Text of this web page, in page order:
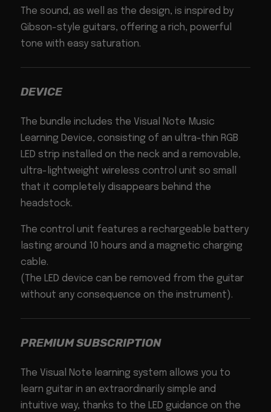
The sound, as well as the design, is inspired by
Gibson-style guitars, offering a rich, powerful
tone with easy saturation.
DEVICE
The bundle includes the Visual Note Music
Learning Device, consisting of an ultra-thin RGB
LED strip installed on the neck and a removable,
ultra-lightweight wireless control unit so small
that it completely disappears behind the
headstock.
The control unit features a rechargeable battery
lasting around 10 hours and a magnetic charging
cable.
(The LED device can be removed from the guitar
without any consequence on the instrument).
PREMIUM SUBSCRIPTION
The Visual Note learning system allows you to
learn guitar in an extraordinarily simple and
intuitive way, thanks to the LED guidance on the